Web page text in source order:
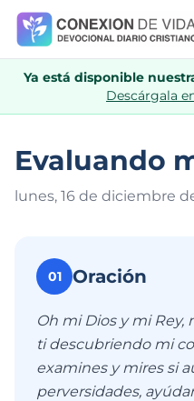
Ya está disponible
Descárgala
Evaluando
lunes, 16 de diciembre
01 Oración
Oh mi Dios y mi
ti descubriendo mi
examines y mires si
perversidades,